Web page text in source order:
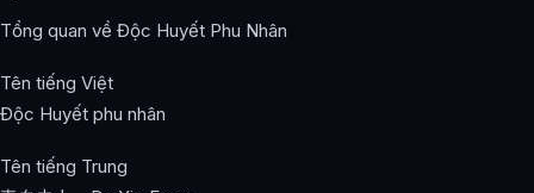
Tổng quan về Độc Huyết Phu Nhân
Tên tiếng Việt
Độc Huyết phu nhân
Tên tiếng Trung